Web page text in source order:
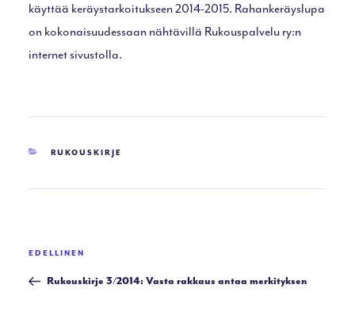
käyttää keräystarkoitukseen 2014-2015. Rahankeräyslupa
on kokonaisuudessaan nähtävillä Rukouspalvelu ry:n
internet sivustolla.
KATEGORIAT
RUKOUSKIRJE
Edellinen
artikkeli
EDELLINEN
Rukouskirje 3/2014: Vasta rakkaus antaa merkityksen